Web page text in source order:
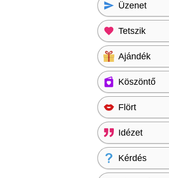
Üzenet
Tetszik
Ajándék
Köszöntő
Flört
Idézet
Kérdés